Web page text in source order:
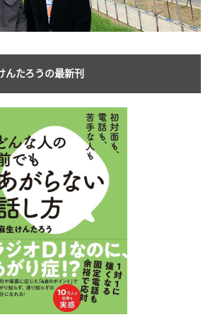
たろうの最新刊